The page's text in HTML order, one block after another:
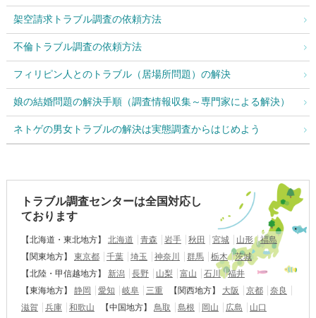
架空請求トラブル調査の依頼方法
不倫トラブル調査の依頼方法
フィリピン人とのトラブル（居場所問題）の解決
娘の結婚問題の解決手順（調査情報収集～専門家による解決）
ネトゲの男女トラブルの解決は実態調査からはじめよう
トラブル調査センターは全国対応し
ております
【北海道・東北地方】 北海道 青森 岩手 秋田 宮城 山形
福島
【関東地方】
東京都 千葉 埼玉 神奈川 群馬 栃木
茨城
【北陸・甲信越地方】
新潟 長野 山梨 富山 石川
福井
【東海地方】
静岡 愛知 岐阜 三重 【関西地方】 大阪 京都
奈良
滋賀
兵庫 和歌山 【中国地方】 鳥取 島根 岡山 広島
山口